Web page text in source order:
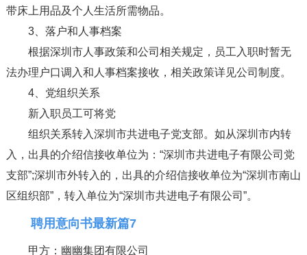
带床上用品及个人生活所需物品。
3、落户和人事档案
根据深圳市人事政策和公司相关规定，员工入职时暂无
法办理户口调入和人事档案接收，相关政策详见公司制度。
4、党组织关系
新入职员工可将党
组织关系转入深圳市共进电子党支部。如从深圳市内转
入，出具的介绍信接收单位为：“深圳市共进电子有限公司党
支部”;深圳市外转入的，出具的介绍信接收单位为“深圳市南山
区组织部”，转入单位为“深圳市共进电子有限公司”。
聘用意向书最新篇7
甲方：幽幽集团有限公司